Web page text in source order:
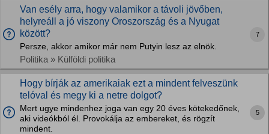
Van esély arra, hogy valamikor a távoli jövőben,
helyreáll a jó viszony Oroszország és a Nyugat
között?
Persze, akkor amikor már nem Putyin lesz az elnök.
Politika » Külföldi politika
7
Hogy bírják az amerikaiak ezt a mindent felveszünk
telóval és megy ki a netre dolgot?
Mert ugye mindenhez joga van egy 20 éves kötekedőnek,
aki videókból él. Provokálja az embereket, és rögzít
mindent.
5